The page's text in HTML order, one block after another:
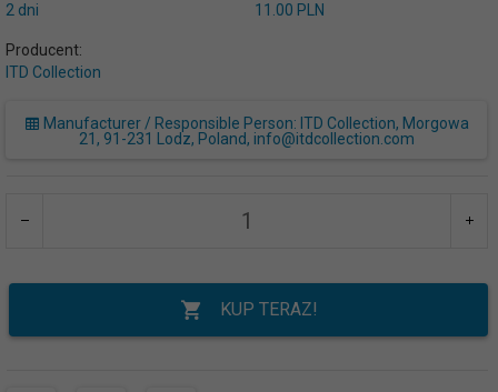
2 dni
11.00 PLN
Producent:
ITD Collection
Manufacturer / Responsible Person: ITD Collection, Morgowa
21, 91-231 Lodz, Poland, info@itdcollection.com
KUP TERAZ!